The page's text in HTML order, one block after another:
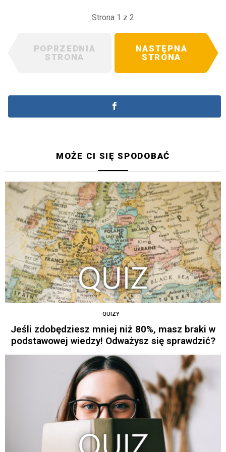
Strona 1 z 2
POPRZEDNIA
STRONA
NASTĘPNA
STRONA
MOŻE CI SIĘ SPODOBAĆ
QUIZY
Jeśli zdobędziesz mniej niż 80%, masz braki w
podstawowej wiedzy! Odważysz się sprawdzić?